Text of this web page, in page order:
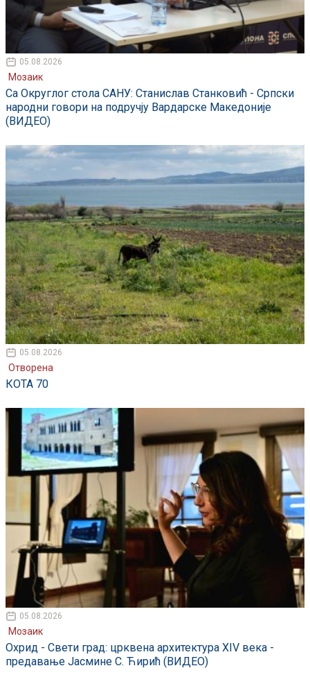
05.08.2026
Мозаик
Са Округлог стола САНУ: Станислав Станковић - Српски
народни говори на подручју Вардарске Македоније
(ВИДЕО)
05.08.2026
Отворена
КОТА 70
05.08.2026
Мозаик
Охрид - Свети град: црквена архитектура XIV века -
предавање Јасмине С. Ћирић (ВИДЕО)